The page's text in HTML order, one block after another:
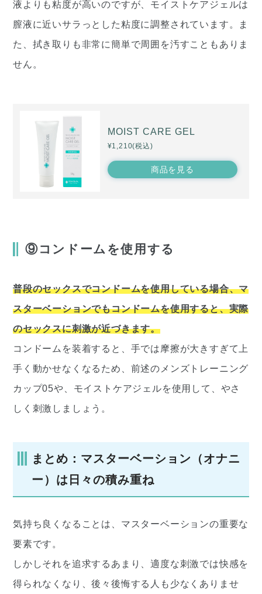
液よりも粘度が高いのですが、モイストケアジェルは
膣液に近いサラっとした粘度に調整されています。ま
た、拭き取りも非常に簡単で周囲を汚すこともありま
せん。
MOIST CARE GEL
¥1,210(税込)
商品を見る
⑨コンドームを使用する
普段のセックスでコンドームを使用している場合、マ
スターベーションでもコンドームを使用すると、実際
のセックスに刺激が近づきます。
コンドームを装着すると、手では摩擦が大きすぎて上
手く動かせなくなるため、前述のメンズトレーニング
カップ05や、モイストケアジェルを使用して、やさ
しく刺激しましょう。
まとめ：マスターベーション（オナニ
ー）は日々の積み重ね
気持ち良くなることは、マスターベーションの重要な
要素です。
しかしそれを追求するあまり、適度な刺激では快感を
得られなくなり、後々後悔する人も少なくありませ